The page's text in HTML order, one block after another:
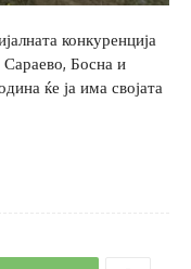
конкуренција
Босна и
ќе ја има својата